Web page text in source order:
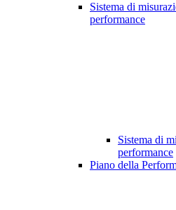
Sistema di
performance
Sistema di
performance
Piano della